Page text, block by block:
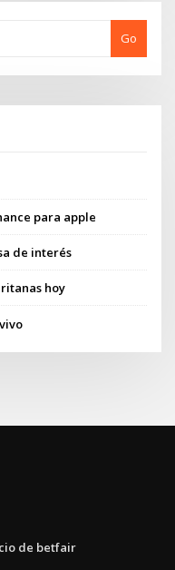
Go
para apple
de interés
hoy
de betfair